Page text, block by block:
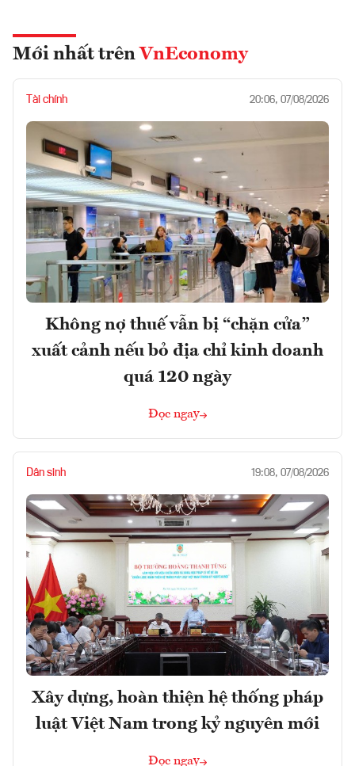
Mới nhất trên VnEconomy
Tài chính 20:06, 07/08/2026
Không nợ thuế vẫn bị “chặn cửa”
xuất cảnh nếu bỏ địa chỉ kinh doanh
quá 120 ngày
Đọc ngay
Dân sinh 19:08, 07/08/2026
Xây dựng, hoàn thiện hệ thống pháp
luật Việt Nam trong kỷ nguyên mới
Đọc ngay